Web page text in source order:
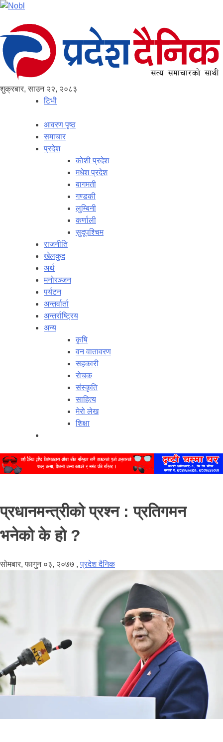
शुक्रबार, साउन २२, २०८३
टिभी
आवरण पृष्‍ठ
समाचार
प्रदेश
काेशी प्रदेश
मधेश प्रदेश
बागमती
गण्डकी
लुम्बिनी
कर्णाली
सुदूपश्‍चिम
राजनीति
खेलकुद
अर्थ
मनोरञ्‍जन
पर्यटन
अन्तर्वार्ता
अन्तर्राष्‍ट्रिय
अन्य
कृषि
वन वातावरण
सहकारी
रोचक
संस्कृति
साहित्य
मेरो लेख
शिक्षा
प्रधानमन्त्रीको प्रश्न : प्रतिगमन
भनेको के हो ?
सोमबार, फागुन ०३, २०७७ ,प्रदेश दैनिक